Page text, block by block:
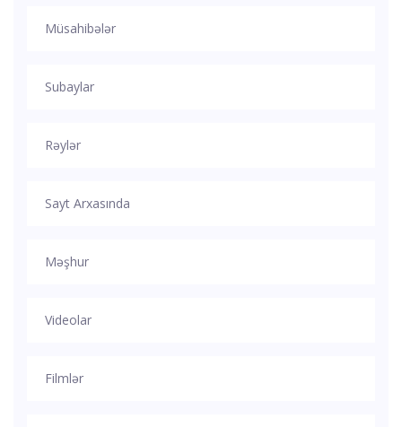
Müsahibələr
Subaylar
Rəylər
Sayt Arxasında
Məşhur
Videolar
Filmlər